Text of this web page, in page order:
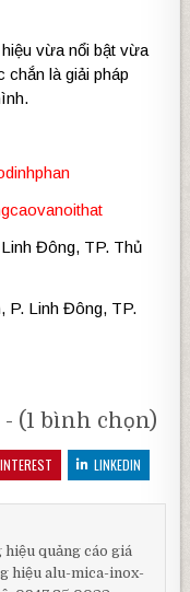
vừa nổi bật vừa
chắn là giải pháp
Đông, TP. Thủ
P. Linh Đông, TP.
- (1 bình chọn)
LINKEDIN
quảng cáo giá
hiệu alu-mica-inox-